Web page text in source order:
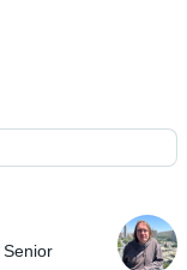
Senior